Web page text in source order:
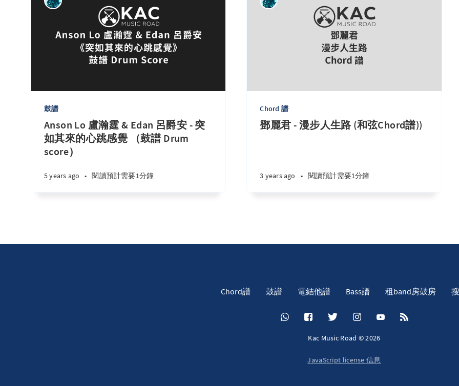
鼓譜
Anson Lo 盧瀚霆 & Edan 呂爵安 - 突
如其來的心跳感覺 （鼓譜 Drum
score）
5 years ago • 閱讀預計需要1分鐘
Chord 譜
鄧麗君 - 漫步人生路 (和弦Chord譜))
3 years ago • 閱讀預計需要1分鐘
Chord譜 鼓譜 電結他譜 Bass譜 租band房鼓房
Kac Music Road © 2026
JavaScript license 信息